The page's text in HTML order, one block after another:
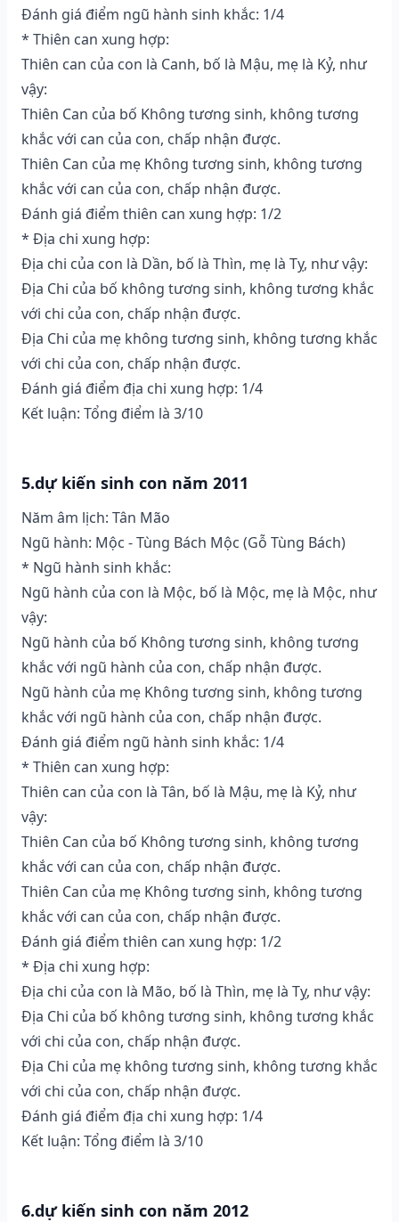
Đánh giá điểm ngũ hành sinh khắc: 1/4
* Thiên can xung hợp:
Thiên can của con là Canh, bố là Mậu, mẹ là Kỷ, như
vậy:
Thiên Can của bố Không tương sinh, không tương
khắc với can của con, chấp nhận được.
Thiên Can của mẹ Không tương sinh, không tương
khắc với can của con, chấp nhận được.
Đánh giá điểm thiên can xung hợp: 1/2
* Địa chi xung hợp:
Địa chi của con là Dần, bố là Thìn, mẹ là Tỵ, như vậy:
Địa Chi của bố không tương sinh, không tương khắc
với chi của con, chấp nhận được.
Địa Chi của mẹ không tương sinh, không tương khắc
với chi của con, chấp nhận được.
Đánh giá điểm địa chi xung hợp: 1/4
Kết luận: Tổng điểm là 3/10
5.dự kiến sinh con năm 2011
Năm âm lịch: Tân Mão
Ngũ hành: Mộc - Tùng Bách Mộc (Gỗ Tùng Bách)
* Ngũ hành sinh khắc:
Ngũ hành của con là Mộc, bố là Mộc, mẹ là Mộc, như
vậy:
Ngũ hành của bố Không tương sinh, không tương
khắc với ngũ hành của con, chấp nhận được.
Ngũ hành của mẹ Không tương sinh, không tương
khắc với ngũ hành của con, chấp nhận được.
Đánh giá điểm ngũ hành sinh khắc: 1/4
* Thiên can xung hợp:
Thiên can của con là Tân, bố là Mậu, mẹ là Kỷ, như
vậy:
Thiên Can của bố Không tương sinh, không tương
khắc với can của con, chấp nhận được.
Thiên Can của mẹ Không tương sinh, không tương
khắc với can của con, chấp nhận được.
Đánh giá điểm thiên can xung hợp: 1/2
* Địa chi xung hợp:
Địa chi của con là Mão, bố là Thìn, mẹ là Tỵ, như vậy:
Địa Chi của bố không tương sinh, không tương khắc
với chi của con, chấp nhận được.
Địa Chi của mẹ không tương sinh, không tương khắc
với chi của con, chấp nhận được.
Đánh giá điểm địa chi xung hợp: 1/4
Kết luận: Tổng điểm là 3/10
6.dự kiến sinh con năm 2012